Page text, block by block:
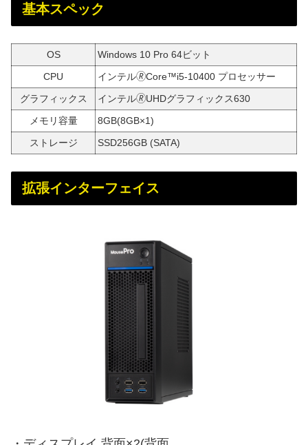
基本スペック
OS
Windows 10 Pro 64ビット
CPU
インテル🄬Core™i5-10400 プロセッサー
グラフィックス
インテル🄬UHDグラフィックス630
メモリ容量
8GB(8GB×1)
ストレージ
SSD256GB (SATA)
拡張インターフェイス